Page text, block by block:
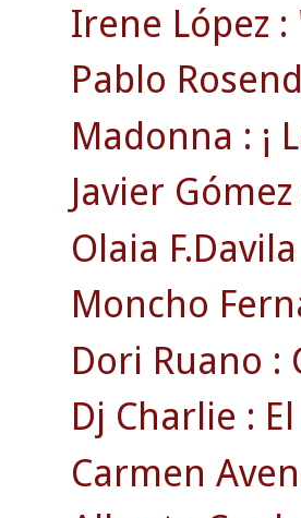
Irene López
Pablo
Madonna : ¡
Javier
Olaia
Moncho
Dori Ruano :
Dj Charlie :
Carmen